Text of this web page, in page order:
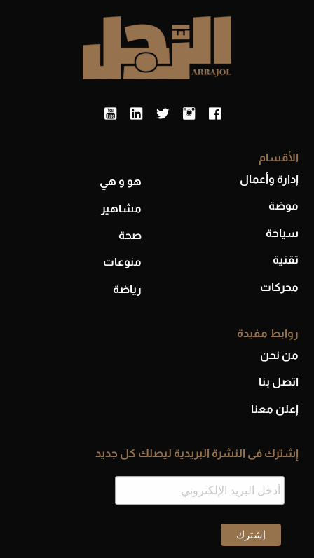
الأقسام
إدارة وأعمال
موضة
سياحة
تقنية
محركات
هو و هي
مشاهير
صحة
منوعات
رياضة
روابط مفيدة
من نحن
اتصل بنا
إعلن معنا
إشترك فى النشرة البريدية ليصلك كل جديد